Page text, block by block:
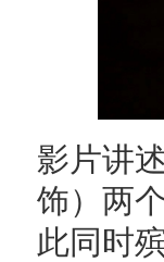
影片讲
饰）两
此同时